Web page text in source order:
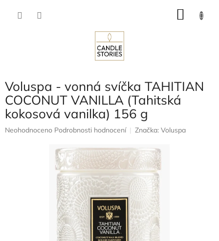
Voluspa - vonná svíčka TAHITIAN
COCONUT VANILLA (Tahitská
kokosová vanilka) 156 g
Průměrné
Neohodnoceno Podrobnosti hodnocení Značka: Voluspa